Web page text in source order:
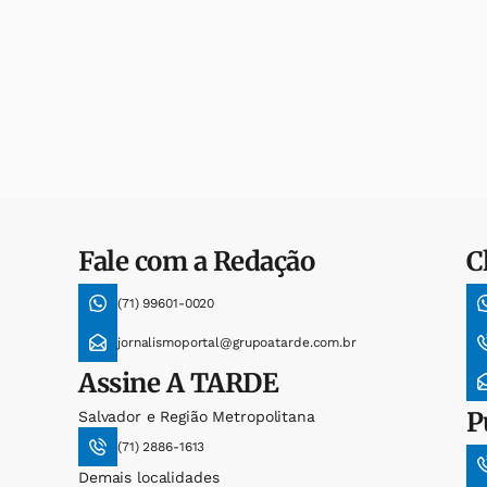
Fale com a Redação
(71) 99601-0020
jornalismoportal@grupoatarde.com.br
AssineA TARDE
Salvador e Região Metropolitana
(71) 2886-1613
Demais localidades